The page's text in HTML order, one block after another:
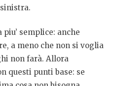
semplice: anche
a meno che non si voglia
non farà. Allora
questi punti base: se